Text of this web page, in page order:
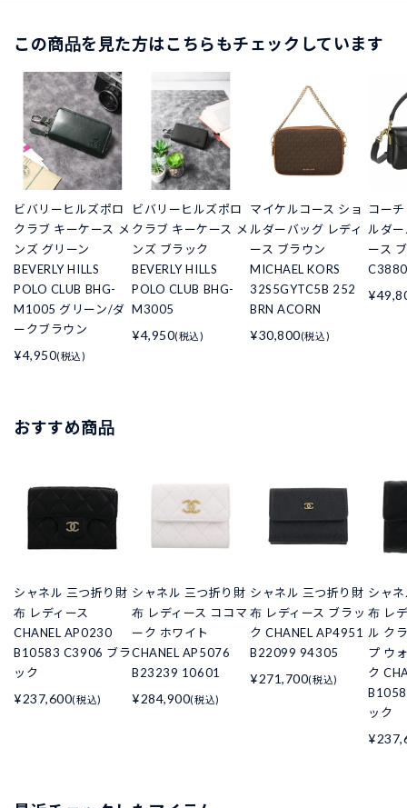
この商品を見た方はこちらもチェックしています
ビバリーヒルズポロ
クラブ キーケース メ
ンズ グリーン
BEVERLY HILLS
POLO CLUB BHG-
M1005 グリーン/ダ
ークブラウン
¥4,950(税込)
ビバリーヒルズポロ
クラブ キーケース メ
ンズ ブラック
BEVERLY HILLS
POLO CLUB BHG-
M3005
¥4,950(税込)
マイケルコース ショ
ルダーバッグ レディ
ース ブラウン
MICHAEL KORS
32S5GYTC5B 252
BRN ACORN
¥30,800(税込)
コー
ルダ
ース
おすすめ商品
シャネル 三つ折り財
布 レディース
CHANEL AP0230
B10583 C3906 ブラ
ック
¥237,600(税込)
シャネル 三つ折り財
布 レディース ココマ
ーク ホワイト
CHANEL AP5076
B23239 10601
¥284,900(税込)
シャネル 三つ折り財
布 レディース ブラッ
ク CHANEL AP4951
B22099 94305
¥271,700(税込)
シャ
布 レ
ル ク
プ ウ
ク
ック